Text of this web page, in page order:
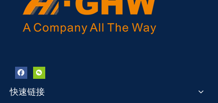
快速链接